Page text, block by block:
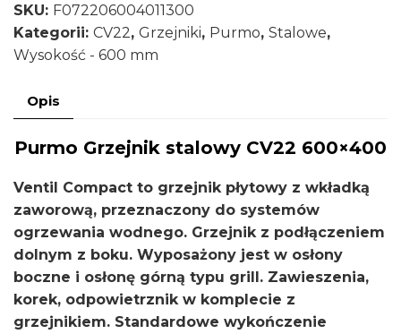
stalowy
CV22
600x400
SKU: F072206004011300
Kategorii: CV22, Grzejniki, Purmo, Stalowe,
Wysokość - 600 mm
Opis
Purmo Grzejnik stalowy CV22 600×400
Ventil Compact to grzejnik płytowy z wkładką
zaworową, przeznaczony do systemów
ogrzewania wodnego. Grzejnik z podłączeniem
dolnym z boku. Wyposażony jest w osłony
boczne i osłonę górną typu grill. Zawieszenia,
korek, odpowietrznik w komplecie z
grzejnikiem. Standardowe wykończenie